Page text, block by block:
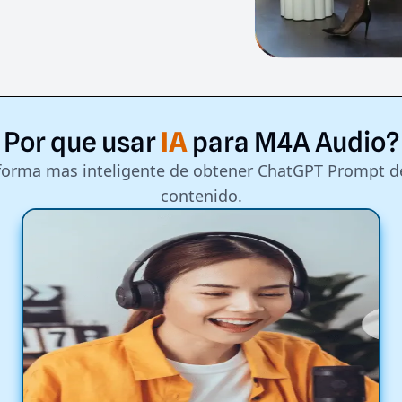
Porque usar IA para M4AAudio?
mas inteligente de obtener ChatGPT Prompt
contenido.